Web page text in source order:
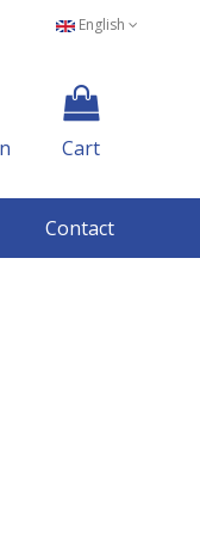
English
Cart
Contact